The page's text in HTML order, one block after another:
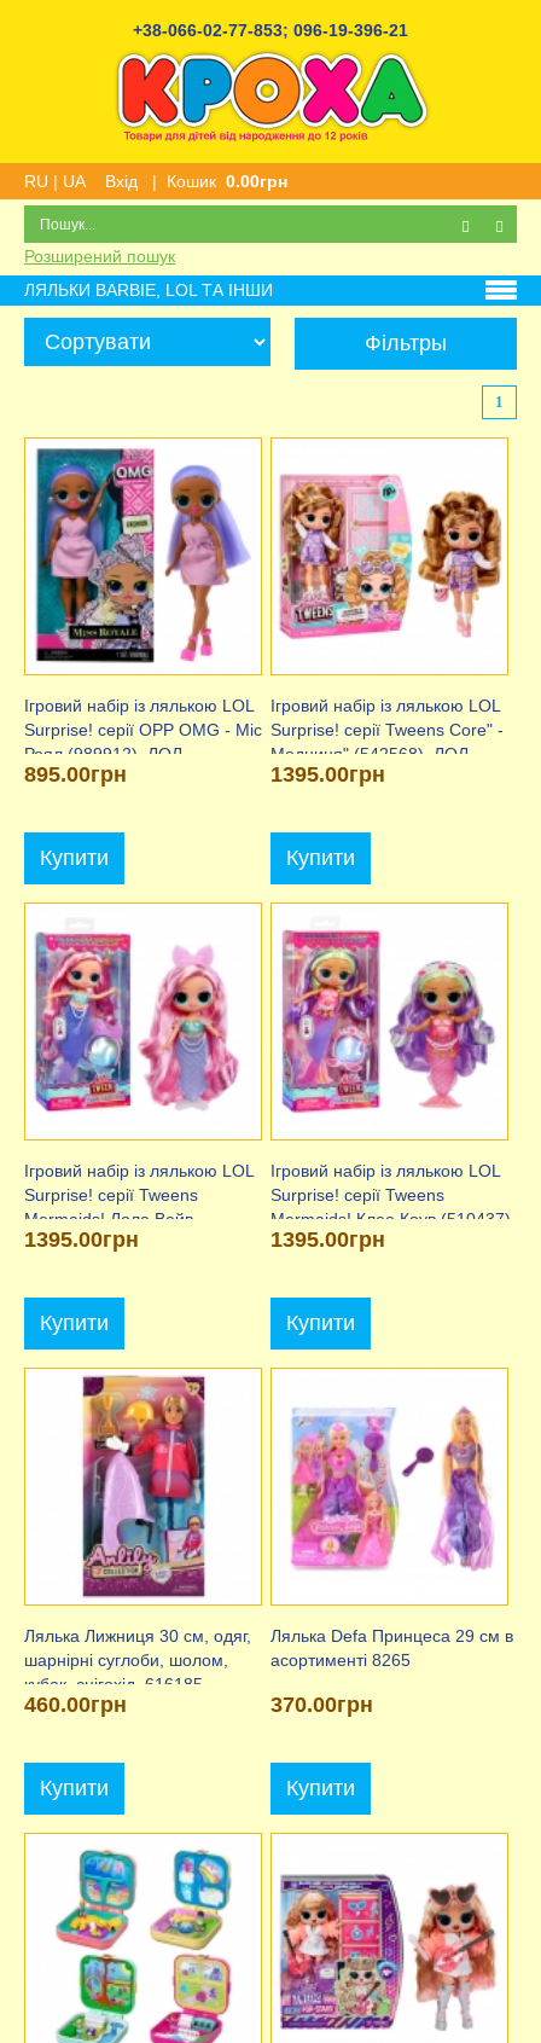
+38-066-02-77-853; 096-19-396-21
RU | UA Вхід | Кошик 0.00грн
Розширений пошук
ЛЯЛЬКИ BARBIE, LOL ТА ІНШИ
Фільтры
1
Ігровий набір із лялькою LOL
Surprise! серії OPP OMG - Міс
Роял (989912), ЛОЛ
895.00грн
Купити
Ігровий набір із лялькою LOL
Surprise! серії Tweens Core" -
Модниця" (542568), ЛОЛ
1395.00грн
Купити
Ігровий набір із лялькою LOL
Surprise! серії Tweens
Mermaids! Лола Вейв
(510451), ЛОЛ
1395.00грн
Купити
Ігровий набір із лялькою LOL
Surprise! серії Tweens
Mermaids! Клео Коув (510437),
ЛОЛ
1395.00грн
Купити
Лялька Лижниця 30 см, одяг,
шарнірні суглоби, шолом,
кубок, снігохід, 616185
460.00грн
Купити
Лялька Defa Принцеса 29 см в
асортименті 8265
370.00грн
Купити